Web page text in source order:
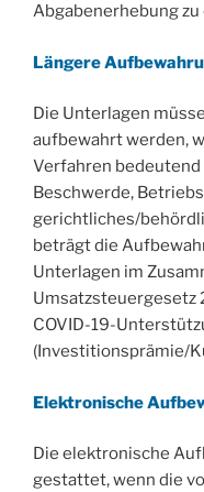
Abgabenerhebung
Längere
Die Unterlagen
aufbewahrt werden,
Verfahren
Beschwerde,
gerichtliches/
beträgt die
Unterlagen im
Umsatzsteuergesetz
COVID-19-
(Investitionsprämie/
Elektronische
Die elektronische
gestattet, wenn die